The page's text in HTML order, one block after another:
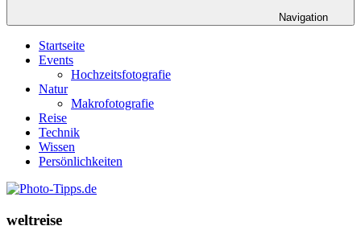
Navigation
Startseite
Events
Hochzeitsfotografie
Natur
Makrofotografie
Reise
Technik
Wissen
Persönlichkeiten
weltreise